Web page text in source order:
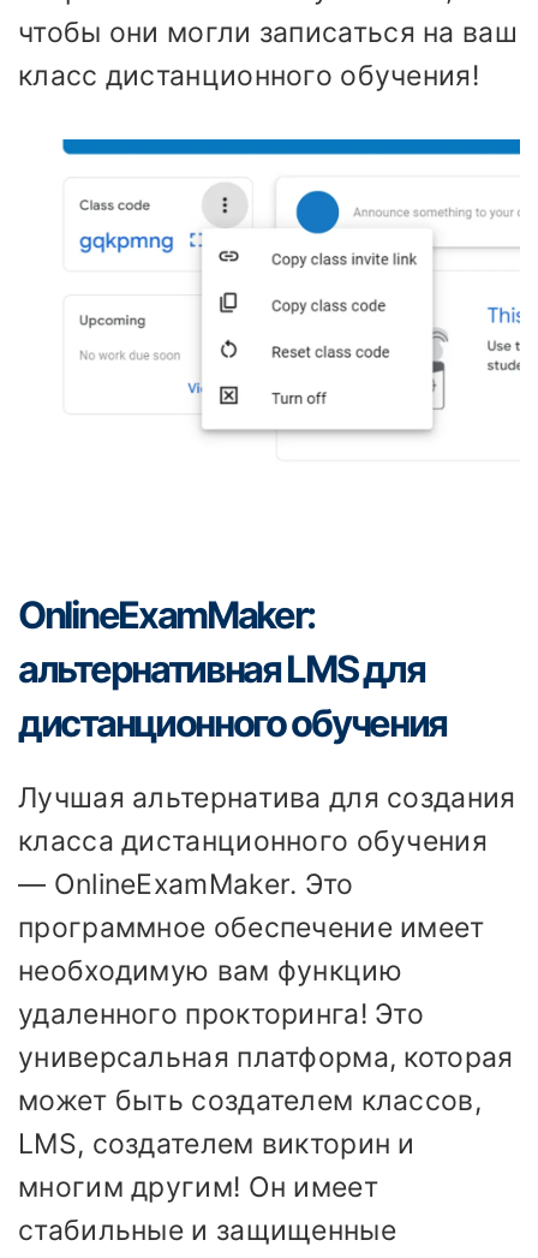
чтобы они могли записаться на ваш
класс дистанционного обучения!
OnlineExamMaker:
альтернативная LMS для
дистанционного обучения
Лучшая альтернатива для создания
класса дистанционного обучения
— OnlineExamMaker. Это
программное обеспечение имеет
необходимую вам функцию
удаленного прокторинга! Это
универсальная платформа, которая
может быть создателем классов,
LMS, создателем викторин и
многим другим! Он имеет
стабильные и защищенные